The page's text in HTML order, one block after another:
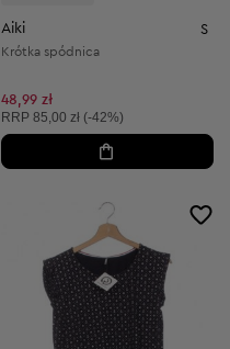
Aiki S
Krótka spódnica
48,99 zł
Cena sugerowana:
RRP 85,00 zł (-42%)